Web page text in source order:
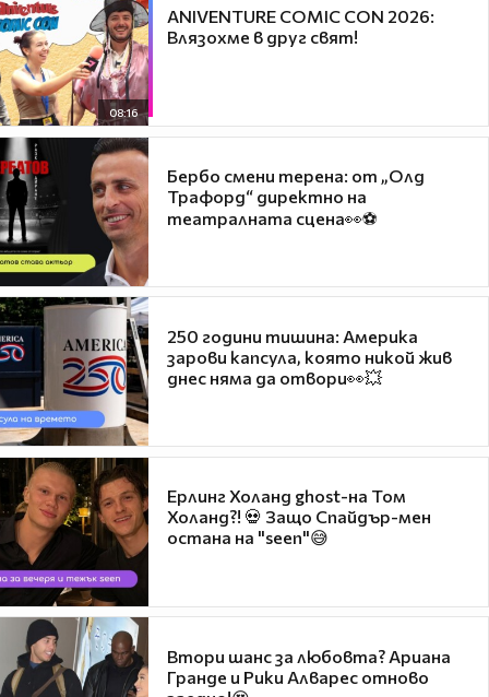
08:16
ANIVENTURE COMIC CON 2026:
Влязохме в друг свят!
Бербо смени терена: от „Олд
Трафорд“ директно на
театралната сцена👀⚽
250 години тишина: Америка
зарови капсула, която никой жив
днес няма да отвори👀💥
Ерлинг Холанд ghost-на Том
Холанд?! 💀 Защо Спайдър-мен
остана на "seen"😅
Втори шанс за любовта? Ариана
Гранде и Рики Алварес отново